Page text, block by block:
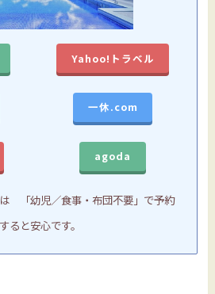
Yahoo!トラベル
一休.com
agoda
「幼児／食事・布団不要」で予約
ると安心です。